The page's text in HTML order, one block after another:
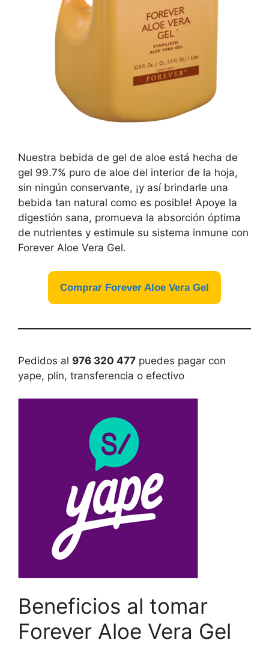
Nuestra bebida de gel de aloe está hecha de
gel 99.7% puro de aloe del interior de la hoja,
sin ningún conservante, ¡y así brindarle una
bebida tan natural como es posible! Apoye la
digestión sana, promueva la absorción óptima
de nutrientes y estimule su sistema inmune con
Forever Aloe Vera Gel.
Comprar Forever Aloe Vera Gel
Pedidos al 976 320 477 puedes pagar con
yape, plin, transferencia o efectivo
Beneficios al tomar
Forever Aloe Vera Gel